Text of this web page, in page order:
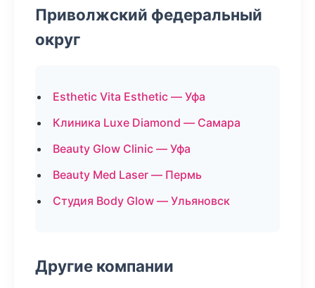
Приволжский федеральный
округ
Esthetic Vita Esthetic — Уфа
Клиника Luxe Diamond — Самара
Beauty Glow Clinic — Уфа
Beauty Med Laser — Пермь
Студия Body Glow — Ульяновск
Другие компании